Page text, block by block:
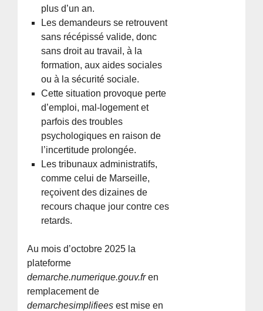
plus d’un an.
Les demandeurs se retrouvent
sans récépissé valide, donc
sans droit au travail, à la
formation, aux aides sociales
ou à la sécurité sociale.
Cette situation provoque perte
d’emploi, mal-logement et
parfois des troubles
psychologiques en raison de
l’incertitude prolongée.
Les tribunaux administratifs,
comme celui de Marseille,
reçoivent des dizaines de
recours chaque jour contre ces
retards.
Au mois d’octobre 2025 la
plateforme
demarche.numerique.gouv.fren
remplacement de
demarchesimplifiees est mise en